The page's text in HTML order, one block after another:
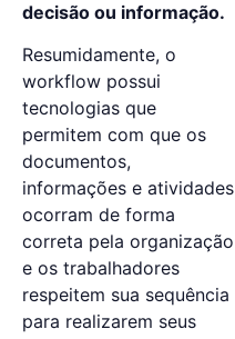
decisão ou informação.
Resumidamente, o
workflow possui
tecnologias que
permitem com que os
documentos,
informações e atividades
ocorram de forma
correta pela organização
e os trabalhadores
respeitem sua sequência
para realizarem seus